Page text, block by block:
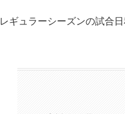
レギュラーシーズンの試合